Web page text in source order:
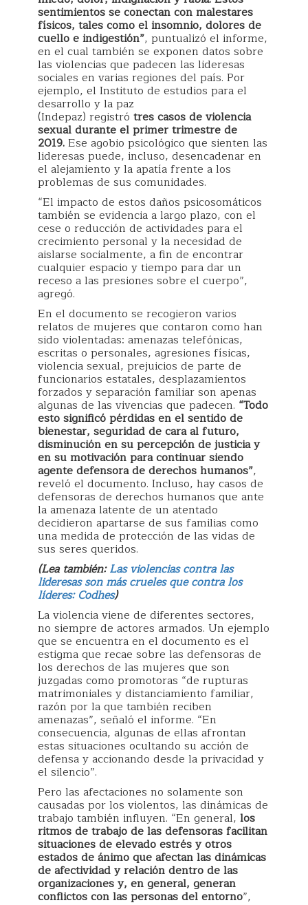
sentimientos se conectan con malestares
físicos, tales como el insomnio, dolores de
cuello e indigestión”, puntualizó el informe,
en el cual también se exponen datos sobre
las violencias que padecen las lideresas
sociales en varias regiones del país. Por
ejemplo, el Instituto de estudios para el
desarrollo y la paz
(Indepaz) registró tres casos de violencia
sexual durante el primer trimestre de
2019.Ese agobio psicológico que sienten las
lideresas puede, incluso, desencadenar en
el alejamiento y la apatía frente a los
problemas de sus comunidades.
“El impacto de estos daños psicosomáticos
también se evidencia a largo plazo, con el
cese o reducción de actividades para el
crecimiento personal y la necesidad de
aislarse socialmente, a fin de encontrar
cualquier espacio y tiempo para dar un
receso a las presiones sobre el cuerpo”,
agregó.
En el documento se recogieron varios
relatos de mujeres que contaron como han
sido violentadas: amenazas telefónicas,
escritas o personales, agresiones físicas,
violencia sexual, prejuicios de parte de
funcionarios estatales, desplazamientos
forzados y separación familiar son apenas
algunas de las vivencias que padecen. “Todo
esto significó pérdidas en el sentido de
bienestar, seguridad de cara al futuro,
disminución en su percepción de justicia y
en su motivación para continuar siendo
agente defensora de derechos humanos”,
reveló el documento. Incluso, hay casos de
defensoras de derechos humanos que ante
la amenaza latente de un atentado
decidieron apartarse de sus familias como
una medida de protección de las vidas de
sus seres queridos.
(Lea también:Las violencias contra las
lideresas son más crueles que contra los
líderes: Codhes)
La violencia viene de diferentes sectores,
no siempre de actores armados. Un ejemplo
que se encuentra en el documento es el
estigma que recae sobre las defensoras de
los derechos de las mujeres que son
juzgadas como promotoras “de rupturas
matrimoniales y distanciamiento familiar,
razón por la que también reciben
amenazas”, señaló el informe. “En
consecuencia, algunas de ellas afrontan
estas situaciones ocultando su acción de
defensa y accionando desde la privacidad y
el silencio”.
Pero las afectaciones no solamente son
causadas por los violentos, las dinámicas de
trabajo también influyen. “En general, los
ritmos de trabajo de las defensoras facilitan
situaciones de elevado estrés y otros
estados de ánimo que afectan las dinámicas
de afectividad y relación dentro de las
organizaciones y, en general, generan
conflictos con las personas del entorno”,